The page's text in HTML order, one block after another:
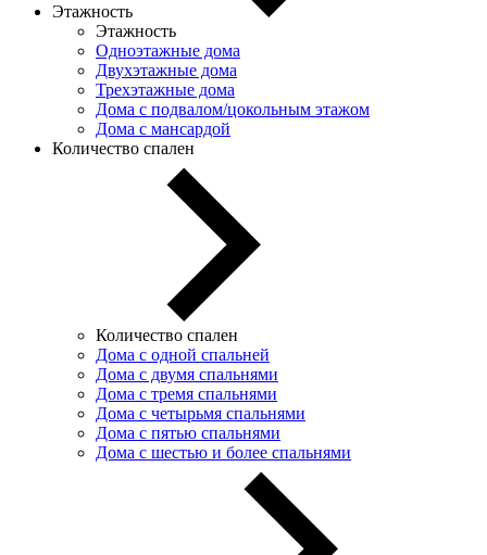
Этажность
Этажность
Одноэтажные дома
Двухэтажные дома
Трехэтажные дома
Дома с подвалом/цокольным этажом
Дома с мансардой
Количество спален
Количество спален
Дома с одной спальней
Дома с двумя спальнями
Дома с тремя спальнями
Дома с четырьмя спальнями
Дома с пятью спальнями
Дома с шестью и более спальнями